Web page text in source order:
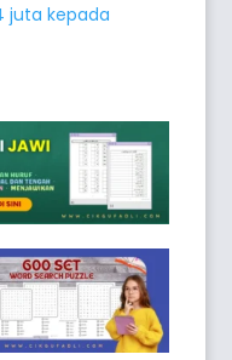
juta kepada